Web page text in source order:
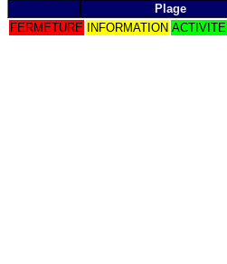
Plage
FERMETURE
INFORMATION ACTIVITE